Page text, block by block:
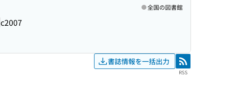
c2007
全国の図書館
書誌情報を一括出力 RSS
RSS